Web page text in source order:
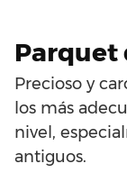
Parquet
Precioso y
los más
nivel,
antiguos.